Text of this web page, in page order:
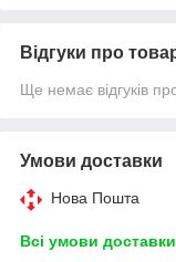
Відгуки про
Ще немає відгуків
Умови доставки
Нова Пошта
Всі умови доставки